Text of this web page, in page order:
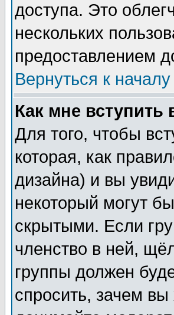
доступа. Это
нескольких
предоставлением
Вернуться к началу
Как мне вступить
Для того, чтобы
которая, как
дизайна) и вы
некоторый могут
скрытыми. Если
членство в ней,
группы должен
спросить, зачем